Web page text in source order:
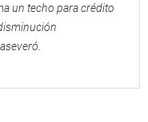
un techo para crédito